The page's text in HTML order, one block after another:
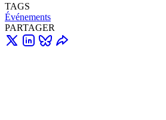
TAGS
Événements
PARTAGER